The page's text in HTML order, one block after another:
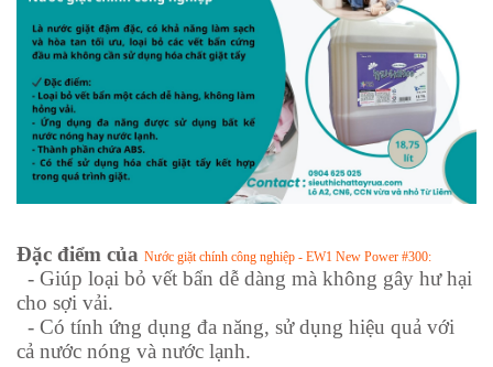
Đặc điểm của Nước giặt chính công nghiệp - EW1 New Power #300:
- Giúp loại bỏ vết bẩn dễ dàng mà không gây hư hại
cho sợi vải.
- Có tính ứng dụng đa năng, sử dụng hiệu quả với
cả nước nóng và nước lạnh.